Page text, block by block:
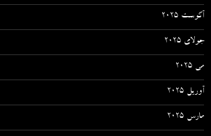
آگوست 2025
جولای 2025
می 2025
آوریل 2025
مارس 2025